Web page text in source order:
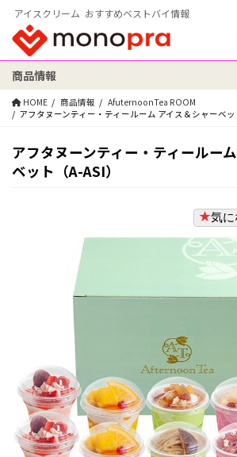
アイスクリーム おすすめベストバイ情報
検索:
商品情報
HOME 商品情報
AfuternoonTea ROOM
アフタヌーンティー・ティールーム アイス＆シャーベッ
アフタヌーンティー・ティールー
ベット（A-ASI）
気に